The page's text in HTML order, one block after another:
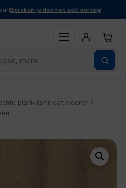
Bereken je doe-het-zelf korting
plank laminaat vloeren